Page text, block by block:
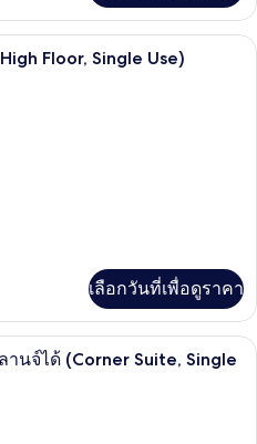
เครื่องนอนระดับพรีเมียม, มินิบาร์ฟรี,
Floor, Single Use)
เลือกวันที่เพื่อดูราคา
เครื่องนอนระดับพรีเมียม, มินิบาร์ฟรี,
นจ์ได้ (Corner Suite, Single